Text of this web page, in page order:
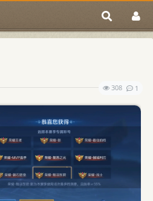
308
1